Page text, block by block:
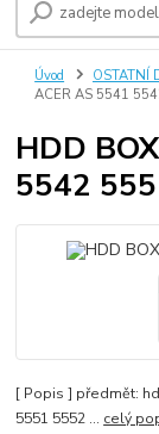
Úvod OSTATNÍ
ACER AS 5541
HDD
5542
[ Popis ] předmět:
5551 5552 ... celý